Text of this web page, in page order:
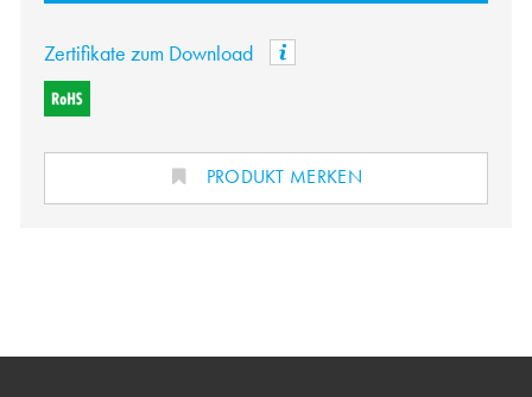
Zertifikate zum Download
PRODUKT MERKEN